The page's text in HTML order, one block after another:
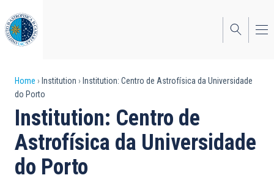
to
main
content
Breadcrumb
Home Institution
Institution: Centro de Astrofísica da Universidade
do Porto
Institution: Centro de
Astrofísica da Universidade
do Porto